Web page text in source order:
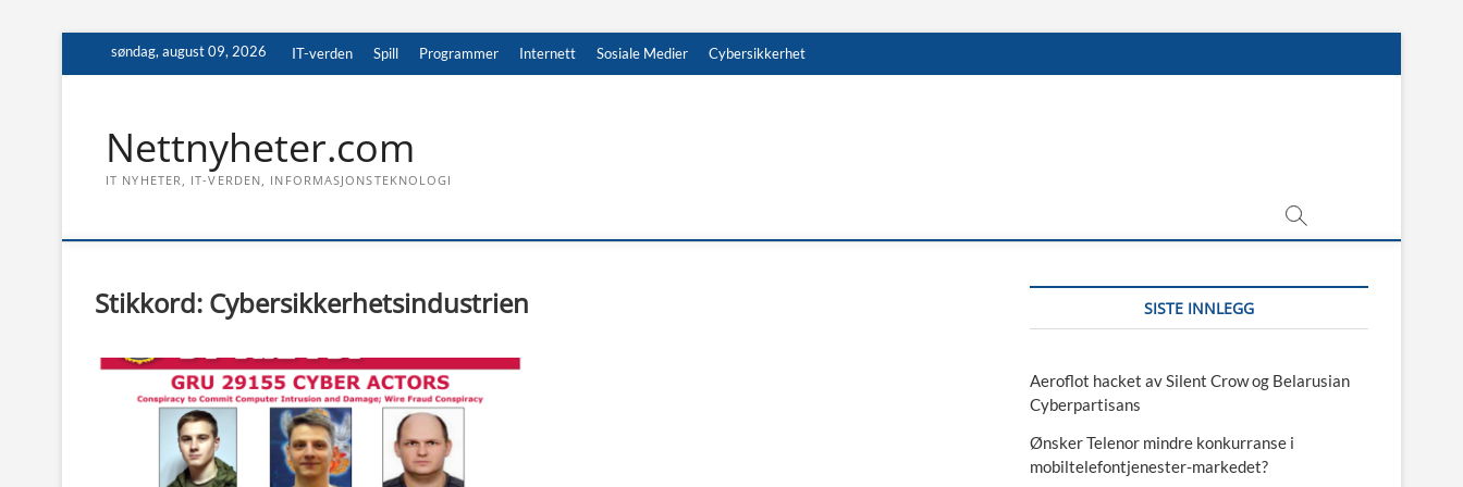
søndag, august 09, 2026 IT-verden Spill Programmer Internett Sosiale Medier Cybersikkerhet
Nettnyheter.com
IT NYHETER, IT-VERDEN, INFORMASJONSTEKNOLOGI
Stikkord: Cybersikkerhetsindustrien SISTE INNLEGG
Aeroflot hacket av Silent Crow og Belarusian
Cyberpartisans
Ønsker Telenor mindre konkurranse i
mobiltelefontjenester-markedet?